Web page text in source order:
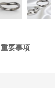
要事項